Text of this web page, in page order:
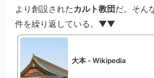
より創設されたカルト教団だ。そん
件を繰り返している。▼▼
大本 - Wikipedia